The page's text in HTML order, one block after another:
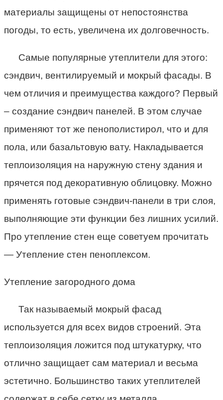
материалы защищены от непостоянства
погоды, то есть, увеличена их долговечность.
Самые популярные утеплители для этого:
сэндвич, вентилируемый и мокрый фасады. В
чем отличия и преимущества каждого? Первый
– создание сэндвич панелей. В этом случае
применяют тот же пенополистирол, что и для
пола, или базальтовую вату. Накладывается
теплоизоляция на наружную стену здания и
прячется под декоративную облицовку. Можно
применять готовые сэндвич-панели в три слоя,
выполняющие эти функции без лишних усилий.
Про утепление стен еще советуем прочитать
— Утепление стен пеноплексом.
Утепление загородного дома
Так называемый мокрый фасад
используется для всех видов строений. Эта
теплоизоляция ложится под штукатурку, что
отлично защищает сам материал и весьма
эстетично. Большинство таких утеплителей